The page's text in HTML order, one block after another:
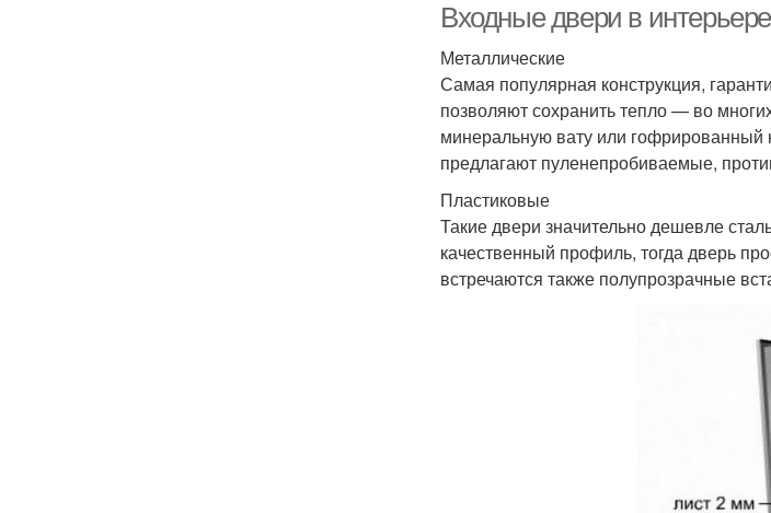
Входные двери в
Металлические
Самая популярная конструкция,
позволяют сохранить тепло — во
минеральную вату или гофрированный
предлагают пуленепробиваемые,
Пластиковые
Такие двери значительно дешевле
качественный профиль, тогда дверь
встречаются также полупрозрачные